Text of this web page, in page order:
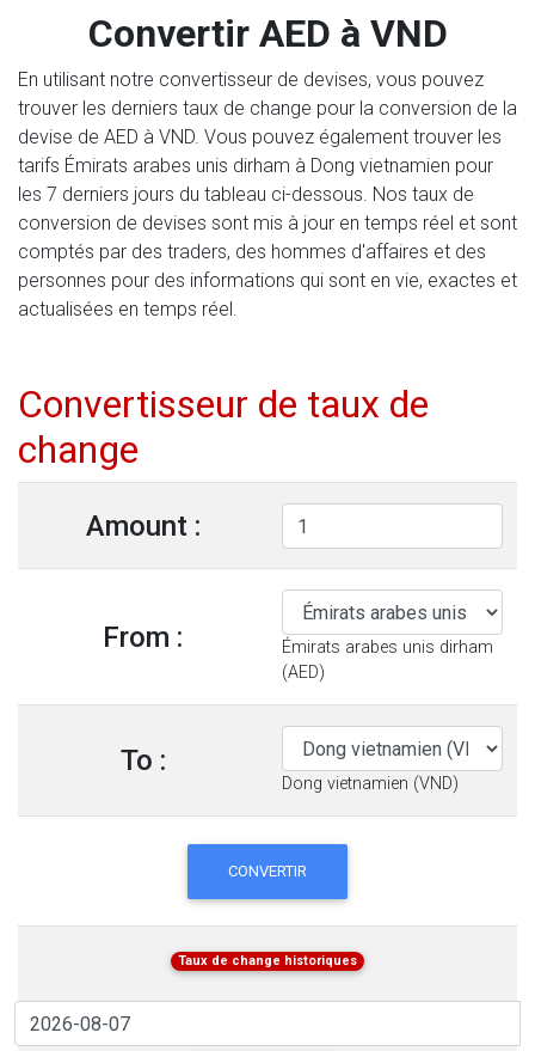
Convertir AED à VND
En utilisant notre convertisseur de devises, vous pouvez
trouver les derniers taux de change pour la conversion de la
devise de AED à VND. Vous pouvez également trouver les
tarifs Émirats arabes unis dirham à Dong vietnamien pour
les 7 derniers jours du tableau ci-dessous. Nos taux de
conversion de devises sont mis à jour en temps réel et sont
comptés par des traders, des hommes d'affaires et des
personnes pour des informations qui sont en vie, exactes et
actualisées en temps réel.
Convertisseur de taux de
change
Amount :
From :
Émirats arabes unis dirham
(AED)
To :
Dong vietnamien (VND)
CONVERTIR
Taux de change historiques